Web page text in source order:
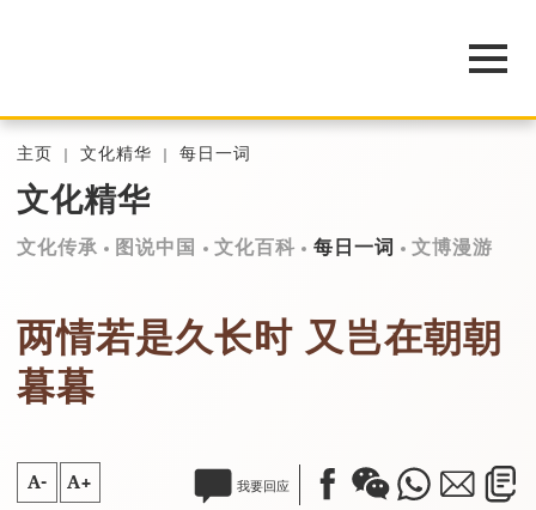
主页 文化精华 每日一词
文化精华
文化传承 图说中国 文化百科 每日一词 文博漫游
两情若是久长时 又岂在朝朝
暮暮
A- A+ 我要回应